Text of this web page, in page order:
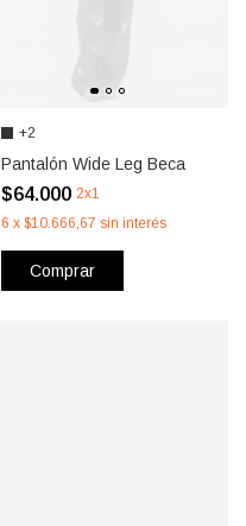
+2
Pantalón Wide Leg Beca
$64.000 2x1
6 x $10.666,67 sin interés
Comprar